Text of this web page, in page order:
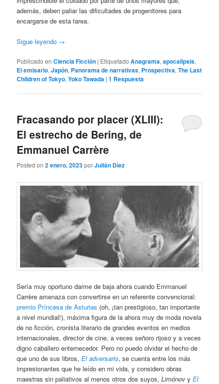
además, deben paliar las dificultades de progenitores para
encargarse de esta tarea.
Sigue leyendo →
Publicado en Ciencia Ficción | Etiquetado Anagrama,apocalipsis,
El emisario,Japón, Panorama de narrativas, Prospectiva,The Last
Children of Tokyo,Yoko Tawada |1 Respuesta
Fracasando por placer (XLIII):
El estrecho de Bering, de
Emmanuel Carrère
Posted on2 enero, 2023porJulián Díez
Sería muy oportuno darme de baja ahora cuando Emmanuel
Carrère amenaza con convertirse en un referente convencional:
premio Príncesa de Asturias (oh, ¡tan prestigioso, tan importante
a nivel mundial!), máxima figura de la ahora muy de moda novela
de no ficción, cronista literario de grandes eventos en medios
internacionales, director de cine, a veces señoro rijoso y a veces
digno caballero enternecedor. Pero no puedo olvidar el hecho de
que uno de sus libros,El adversario, se cuenta entre los más
impresionantes que he leído en mi vida, y considero obras
maestras sin paliativos al menos otros dos suyos,Limónov yEl